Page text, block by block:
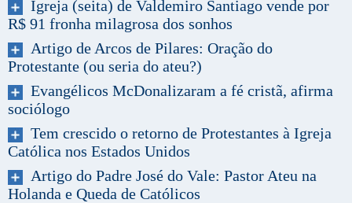
Igreja (seita) de Valdemiro Santiago vende por
R$ 91 fronha milagrosa dos sonhos
Artigo de Arcos de Pilares: Oração do
Protestante (ou seria do ateu?)
Evangélicos McDonalizaram a fé cristã, afirma
sociólogo
Tem crescido o retorno de Protestantes à Igreja
Católica nos Estados Unidos
Artigo do Padre José do Vale: Pastor Ateu na
Holanda e Queda de Católicos